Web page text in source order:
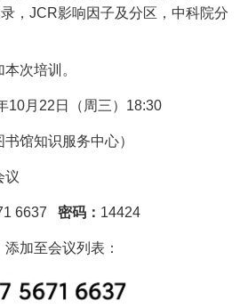
，JCR影响因子及分区，中科院分
次培训。
10月22日（周三）18:30
馆知识服务中心）
议
6637 密码： 14424
加至会议列表：